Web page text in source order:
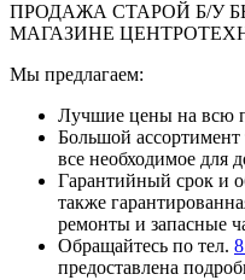
ПРОДАЖА СТАРОЙ Б/У
МАГАЗИНЕ
Мы предлагаем:
Лучшие цены на всю
Большой ассортимент
все необходимое для
Гарантийный срок и
также
ремонты и запасные
Обращайтесь по тел.
предоставлена